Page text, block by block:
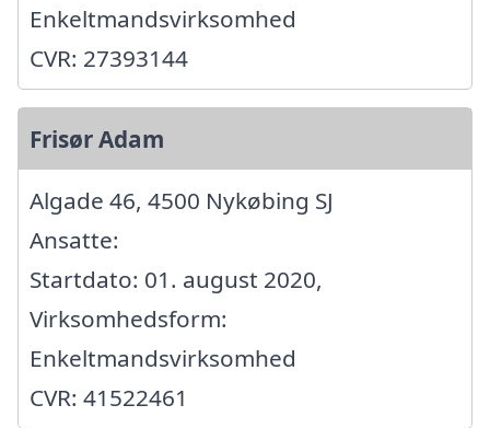
Enkeltmandsvirksomhed
CVR: 27393144
Frisør Adam
Algade 46, 4500 Nykøbing SJ
Ansatte:
Startdato: 01. august 2020,
Virksomhedsform:
Enkeltmandsvirksomhed
CVR: 41522461